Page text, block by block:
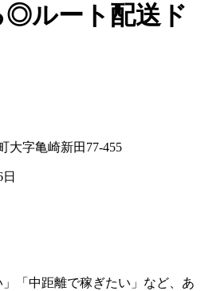
◎ルート配送ド
大字亀崎新田77-455
」「中距離で稼ぎたい」など、あ